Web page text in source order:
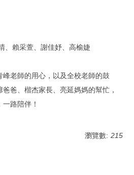
、賴采萱、謝佳妤、高榆婕
老師的用心，以及全校老師的鼓
爸、楷杰家長、亮延媽媽的幫忙，
路陪伴！
瀏覽數: 215